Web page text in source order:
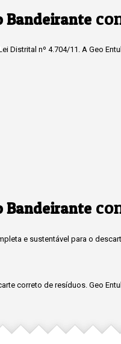
Bandeirante
Distrital nº 4.704/11. A Geo
Bandeirante
e sustentável para o
correto de resíduos. Geo